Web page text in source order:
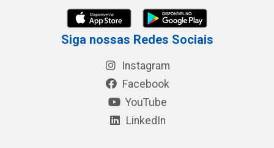
Siga nossas Redes Sociais
Instagram
Facebook
YouTube
LinkedIn